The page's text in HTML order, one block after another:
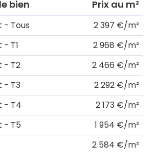
bien Prix au m²
Tous
2 397 €/m²
T1
2 968 €/m²
- T2
2 466 €/m²
- T3
2 292 €/m²
- T4
2 173 €/m²
- T5
1 954 €/m²
2 584 €/m²